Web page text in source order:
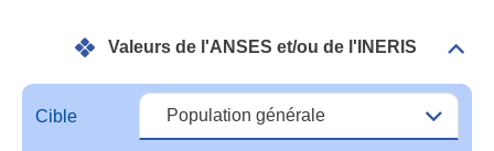
Valeurs de l'ANSES et/ou de l'INERIS
de
Cible